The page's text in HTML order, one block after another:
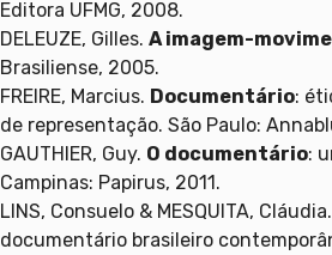
Editora UFMG, 2008.
DELEUZE, Gilles. A imagem-
Brasiliense, 2005.
FREIRE, Marcius. Documentário:
de representação. São Paulo:
GAUTHIER, Guy. O documentário:
Campinas: Papirus, 2011.
LINS, Consuelo & MESQUITA, Cláudia.
documentário brasileiro